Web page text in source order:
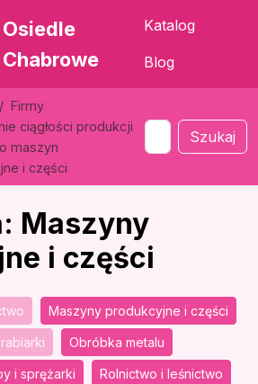
Osiedle
Chabrowe
Katalog
Blog
Firmy
ciągłości produkcji
maszyn
i części
Szukaj
Maszyny
i części
Maszyny produkcyjne i części
Obróbka metalu
i sprężarki Rolnictwo i leśnictwo